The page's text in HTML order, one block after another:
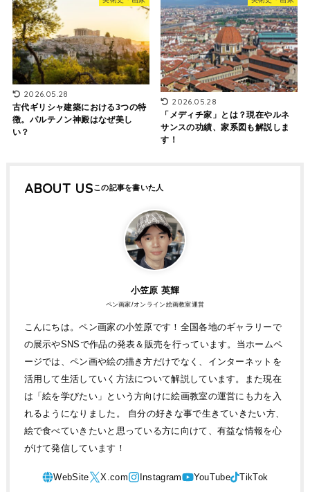
2026.05.28
古代ギリシャ建築における3つの特
徴。パルテノン神殿はなぜ美し
い？
2026.05.28
「メディチ家」とは？現在やルネ
サンスの功績、家系図も解説しま
す！
ABOUT US
小笠原 英輝
ペン画家/オンライン絵画教室運営
こんにちは。ペン画家の小笠原です！全国各地のギャラリーで
の展示やSNSで作品の発表＆販売を行っています。当ホームペ
ージでは、ペン画や絵の描き方だけでなく、インターネットを
活用して生活していく方法について解説しています。また現在
は「絵を学びたい」という方向けに絵画教室の運営にも力を入
れるようになりました。 自分の好きな事で生きていきたい方、
絵で食べていきたいと思っている方に向けて、有益な情報を心
がけて発信しています！